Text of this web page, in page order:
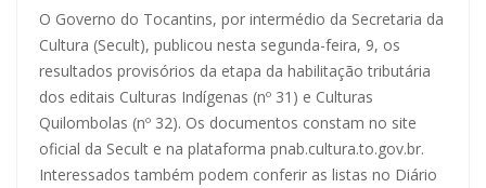
O Governo do Tocantins, por intermédio da Secretaria da
Cultura (Secult), publicou nesta segunda-feira, 9, os
resultados provisórios da etapa da habilitação tributária
dos editais Culturas Indígenas (nº 31) e Culturas
Quilombolas (nº 32). Os documentos constam no site
oficial da Secult e na plataforma pnab.cultura.to.gov.br.
Interessados também podem conferir as listas no Diário